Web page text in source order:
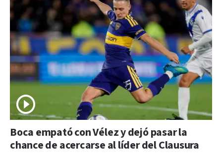
Boca empató con Vélez y dejó pasar la
chance de acercarse al líder del Clausura